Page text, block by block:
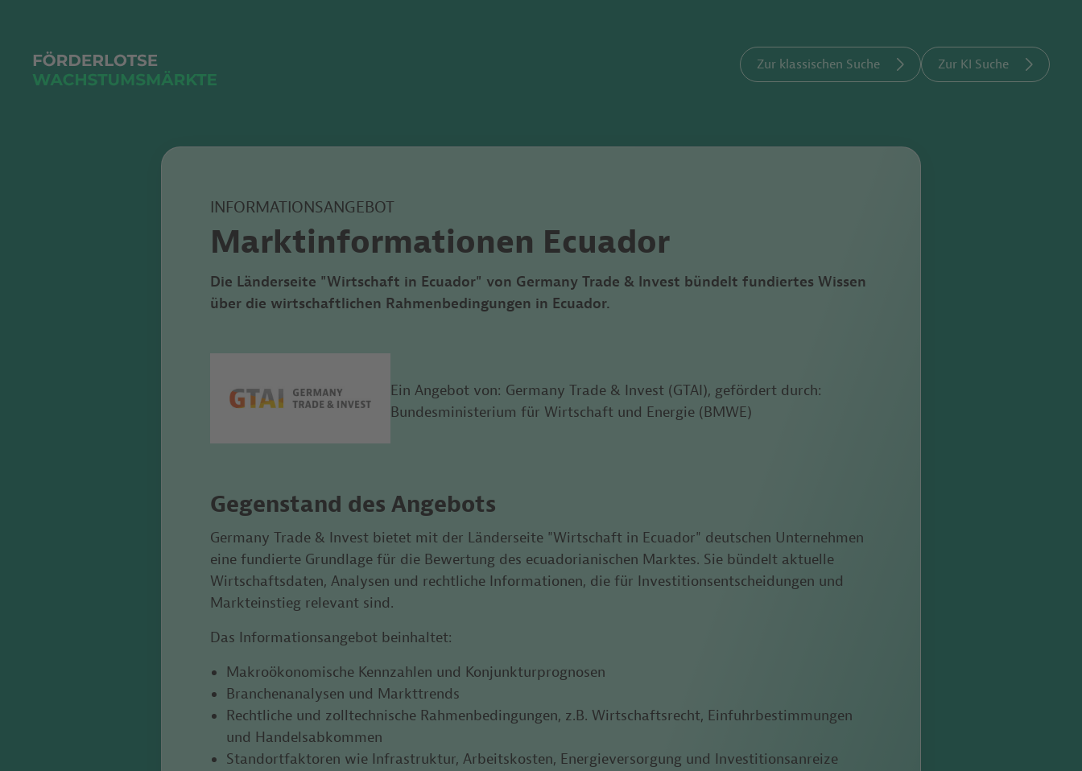
Zur klassischen Suche Zur KI Suche
INFORMATIONSANGEBOT
Marktinformationen Ecuador
Die Länderseite "Wirtschaft in Ecuador" von Germany Trade & Invest bündelt fundiertes Wissen
über die wirtschaftlichen Rahmenbedingungen in Ecuador.
Ein Angebot von: Germany Trade & Invest (GTAI), gefördert durch:
Bundesministerium für Wirtschaft und Energie (BMWE)
Gegenstand des Angebots
Germany Trade & Invest bietet mit der Länderseite "Wirtschaft in Ecuador" deutschen Unternehmen
eine fundierte Grundlage für die Bewertung des ecuadorianischen Marktes. Sie bündelt aktuelle
Wirtschaftsdaten, Analysen und rechtliche Informationen, die für Investitionsentscheidungen und
Markteinstieg relevant sind.
Das Informationsangebot beinhaltet:
Makroökonomische Kennzahlen und Konjunkturprognosen
Branchenanalysen und Markttrends
Rechtliche und zolltechnische Rahmenbedingungen, z.B. Wirtschaftsrecht, Einfuhrbestimmungen
und Handelsabkommen
Standortfaktoren wie Infrastruktur, Arbeitskosten, Energieversorgung und Investitionsanreize